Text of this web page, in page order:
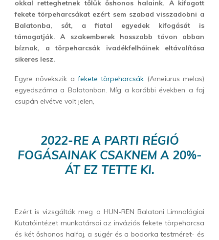
okkal retteghetnek tőlük őshonos halaink. A kifogott
fekete törpeharcsákat ezért sem szabad visszadobni a
Balatonba, sőt, a fiatal egyedek kifogását is
támogatják. A szakemberek hosszabb távon abban
bíznak, a törpeharcsák ivadékfelhőinek eltávolítása
sikeres lesz.
Egyre növekszik a fekete törpeharcsák (Ameiurus melas)
egyedszáma a Balatonban. Míg a korábbi években a faj
csupán elvétve volt jelen,
2022-RE A PARTI RÉGIÓ
FOGÁSAINAK CSAKNEM A 20%-
ÁT EZ TETTE KI.
Ezért is vizsgálták meg a HUN-REN Balatoni Limnológiai
Kutatóintézet munkatársai az inváziós fekete törpeharcsa
és két őshonos halfaj, a sügér és a bodorka testméret- és